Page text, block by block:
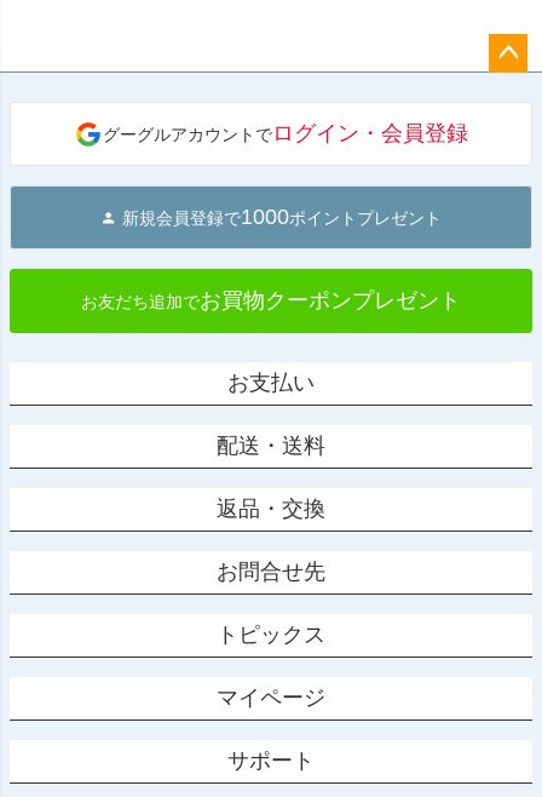
へ
グーグルアカウントでログイン・会員登録
新規会員登録で1000ポイントプレゼント
お友だち追加でお買物クーポンプレゼント
お支払い
配送・送料
返品・交換
お問合せ先
トピックス
マイページ
サポート